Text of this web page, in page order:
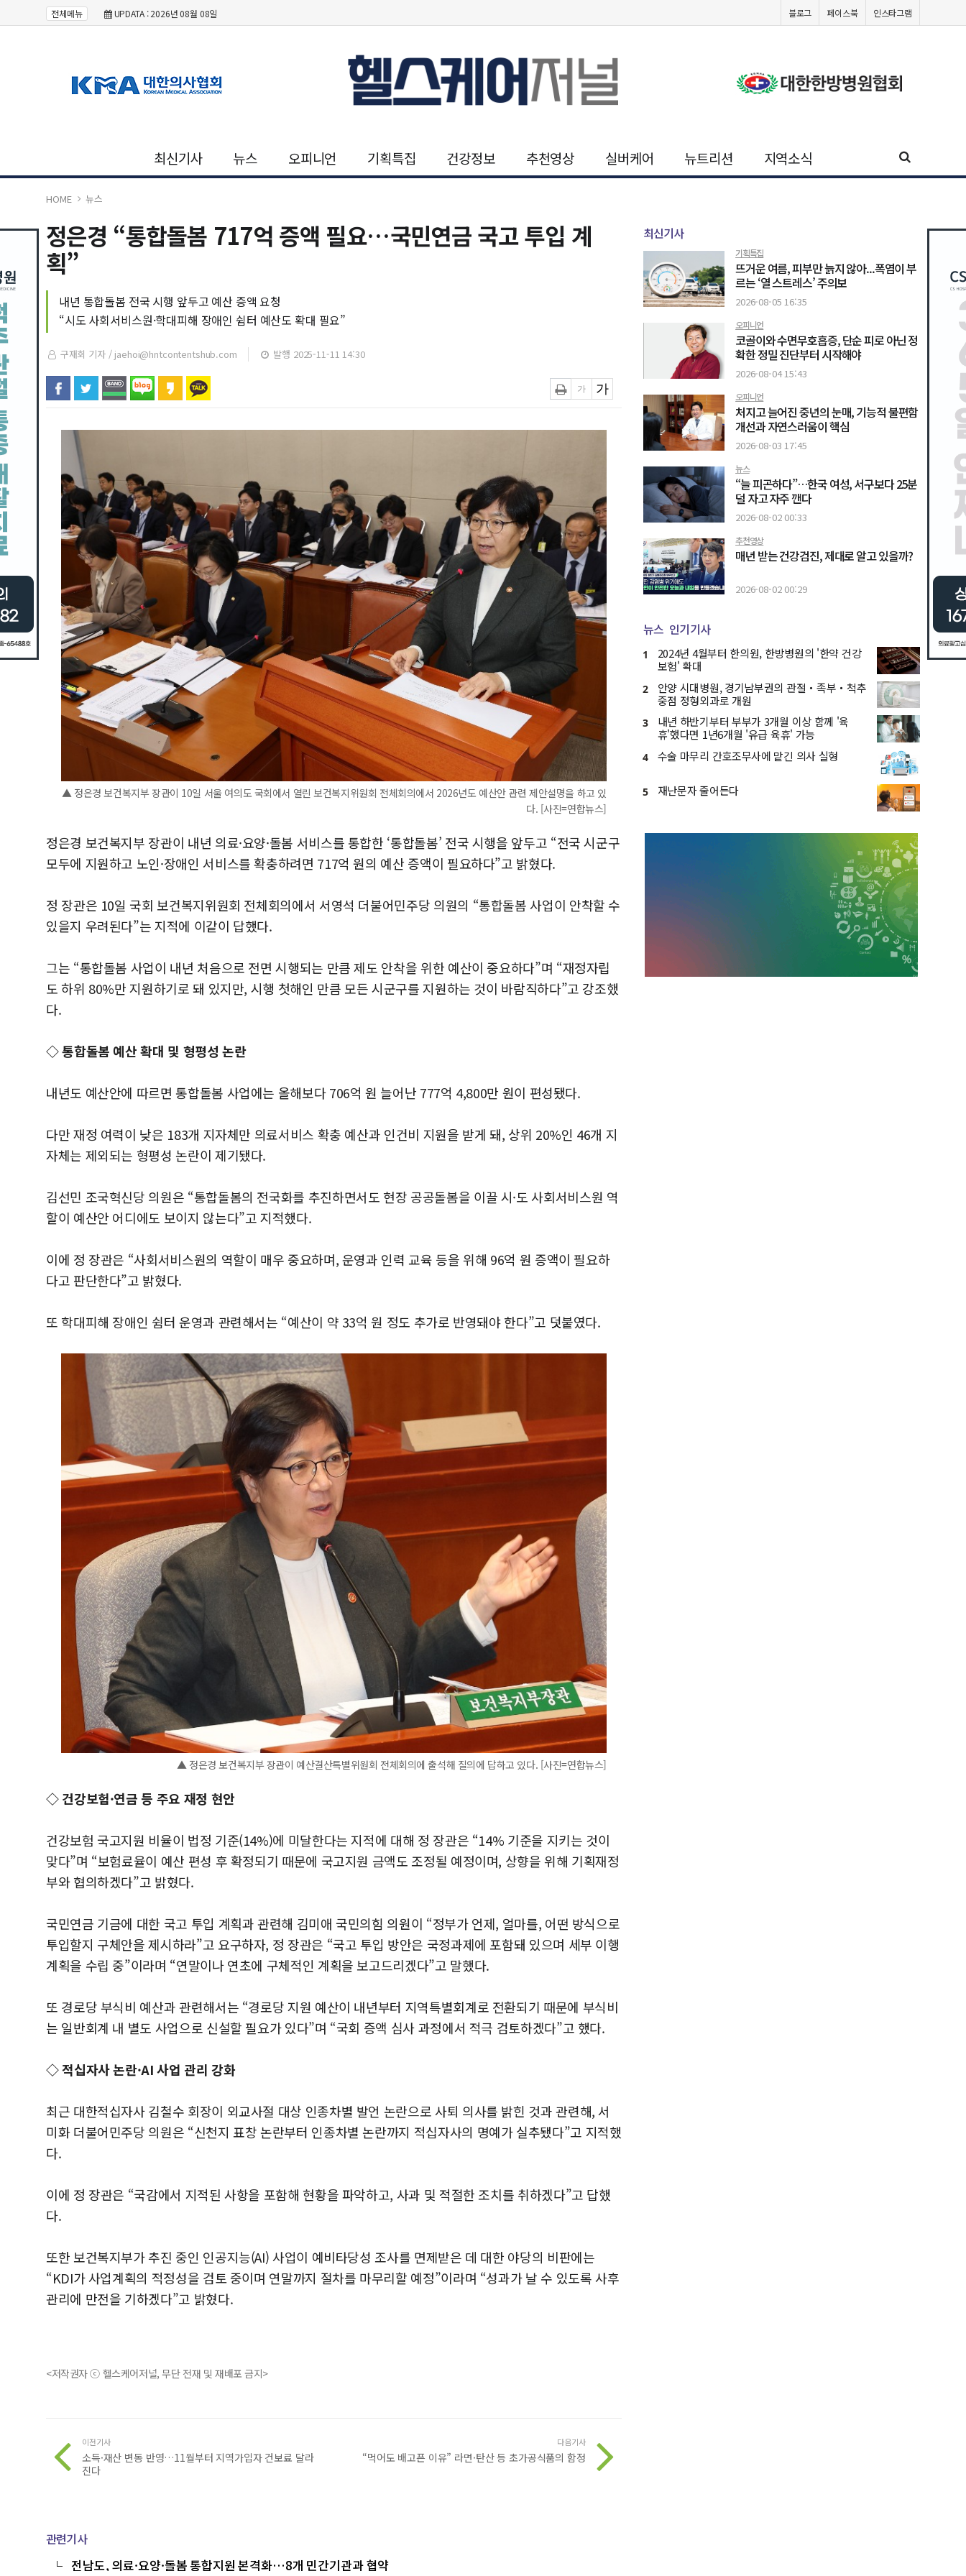
전체메뉴 UPDATA : 2026년 08월 08일 블로그 페이스북 인스타그램
최신기사 뉴스 오피니언 기획특집 건강정보 추천영상 실버케어 뉴트리션 지역소식
HOME 뉴스
정은경 “통합돌봄 717억 증액 필요…국민연금 국고 투입 계
획”
내년 통합돌봄 전국 시행 앞두고 예산 증액 요청
“시도 사회서비스원·학대피해 장애인 쉼터 예산도 확대 필요”
구재회 기자 / jaehoi@hntcontentshub.com 발행 2025-11-11 14:30
▲ 정은경 보건복지부 장관이 10일 서울 여의도 국회에서 열린 보건복지위원회 전체회의에서 2026년도 예산안 관련 제안설명을 하고 있
다. [사진=연합뉴스]
정은경 보건복지부 장관이 내년 의료·요양·돌봄 서비스를 통합한 ‘통합돌봄’ 전국 시행을 앞두고 “전국 시군구
모두에 지원하고 노인·장애인 서비스를 확충하려면 717억 원의 예산 증액이 필요하다”고 밝혔다.
정 장관은 10일 국회 보건복지위원회 전체회의에서 서영석 더불어민주당 의원의 “통합돌봄 사업이 안착할 수
있을지 우려된다”는 지적에 이같이 답했다.
그는 “통합돌봄 사업이 내년 처음으로 전면 시행되는 만큼 제도 안착을 위한 예산이 중요하다”며 “재정자립
도 하위 80%만 지원하기로 돼 있지만, 시행 첫해인 만큼 모든 시군구를 지원하는 것이 바람직하다”고 강조했
다.
◇ 통합돌봄 예산 확대 및 형평성 논란
내년도 예산안에 따르면 통합돌봄 사업에는 올해보다 706억 원 늘어난 777억 4,800만 원이 편성됐다.
다만 재정 여력이 낮은 183개 지자체만 의료서비스 확충 예산과 인건비 지원을 받게 돼, 상위 20%인 46개 지
자체는 제외되는 형평성 논란이 제기됐다.
김선민 조국혁신당 의원은 “통합돌봄의 전국화를 추진하면서도 현장 공공돌봄을 이끌 시·도 사회서비스원 역
할이 예산안 어디에도 보이지 않는다”고 지적했다.
이에 정 장관은 “사회서비스원의 역할이 매우 중요하며, 운영과 인력 교육 등을 위해 96억 원 증액이 필요하
다고 판단한다”고 밝혔다.
또 학대피해 장애인 쉼터 운영과 관련해서는 “예산이 약 33억 원 정도 추가로 반영돼야 한다”고 덧붙였다.
▲ 정은경 보건복지부 장관이 예산결산특별위원회 전체회의에 출석해 질의에 답하고 있다. [사진=연합뉴스]
◇ 건강보험·연금 등 주요 재정 현안
건강보험 국고지원 비율이 법정 기준(14%)에 미달한다는 지적에 대해 정 장관은 “14% 기준을 지키는 것이
맞다”며 “보험료율이 예산 편성 후 확정되기 때문에 국고지원 금액도 조정될 예정이며, 상향을 위해 기획재정
부와 협의하겠다”고 밝혔다.
국민연금 기금에 대한 국고 투입 계획과 관련해 김미애 국민의힘 의원이 “정부가 언제, 얼마를, 어떤 방식으로
투입할지 구체안을 제시하라”고 요구하자, 정 장관은 “국고 투입 방안은 국정과제에 포함돼 있으며 세부 이행
계획을 수립 중”이라며 “연말이나 연초에 구체적인 계획을 보고드리겠다”고 말했다.
또 경로당 부식비 예산과 관련해서는 “경로당 지원 예산이 내년부터 지역특별회계로 전환되기 때문에 부식비
는 일반회계 내 별도 사업으로 신설할 필요가 있다”며 “국회 증액 심사 과정에서 적극 검토하겠다”고 했다.
◇ 적십자사 논란·AI 사업 관리 강화
최근 대한적십자사 김철수 회장이 외교사절 대상 인종차별 발언 논란으로 사퇴 의사를 밝힌 것과 관련해, 서
미화 더불어민주당 의원은 “신천지 표창 논란부터 인종차별 논란까지 적십자사의 명예가 실추됐다”고 지적했
다.
이에 정 장관은 “국감에서 지적된 사항을 포함해 현황을 파악하고, 사과 및 적절한 조치를 취하겠다”고 답했
다.
또한 보건복지부가 추진 중인 인공지능(AI) 사업이 예비타당성 조사를 면제받은 데 대한 야당의 비판에는
“KDI가 사업계획의 적정성을 검토 중이며 연말까지 절차를 마무리할 예정”이라며 “성과가 날 수 있도록 사후
관리에 만전을 기하겠다”고 밝혔다.
<저작권자 ⓒ 헬스케어저널, 무단 전재 및 재배포 금지>
이전기사
소득·재산 변동 반영…11월부터 지역가입자 건보료 달라
진다
다음기사
“먹어도 배고픈 이유” 라면·탄산 등 초가공식품의 함정
관련기사
전남도, 의료·요양·돌봄 통합지원 본격화…8개 민간기관과 협약
최신기사
기획특집
뜨거운 여름, 피부만 늙지 않아...폭염이 부
르는 ‘열 스트레스’ 주의보
2026-08-05 16:35
오피니언
코골이와 수면무호흡증, 단순 피로 아닌 정
확한 정밀 진단부터 시작해야
2026-08-04 15:43
오피니언
처지고 늘어진 중년의 눈매, 기능적 불편함
개선과 자연스러움이 핵심
2026-08-03 17:45
뉴스
“늘 피곤하다”…한국 여성, 서구보다 25분
덜 자고 자주 깬다
2026-08-02 00:33
추천영상
매년 받는 건강검진, 제대로 알고 있을까?
2026-08-02 00:29
뉴스 인기기사
1
2024년 4월부터 한의원, 한방병원의 '한약 건강
보험' 확대
2
안양 시대병원, 경기남부권의 관절・족부・척추
중점 정형외과로 개원
3
내년 하반기부터 부부가 3개월 이상 함께 '육
휴'했다면 1년6개월 '유급 육휴' 가능
4 수술 마무리 간호조무사에 맡긴 의사 실형
5 재난문자 줄어든다